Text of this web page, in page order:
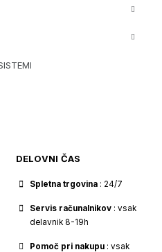
DELOVNI ČAS
Spletna trgovina: 24/7
Servis računalnikov: vsak
delavnik 8-19h
Pomoč pri nakupu: vsak